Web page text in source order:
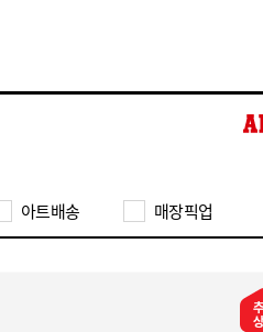
아트배송 매장픽업